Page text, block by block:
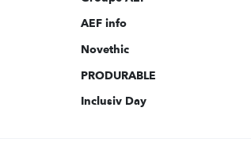
AEF info
Novethic
PRODURABLE
Inclusiv Day